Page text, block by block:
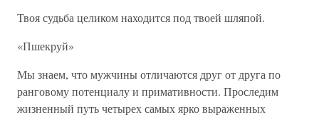
Твоя судьба целиком находится под твоей шляпой.
«Пшекруй»
Мы знаем, что мужчины отличаются друг от друга по
ранговому потенциалу и примативности. Проследим
жизненный путь четырех самых ярко выраженных